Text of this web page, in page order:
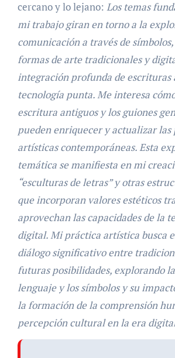
cercano y lo lejano: Los temas
mi trabajo giran en torno a la
comunicación a través de
formas de arte tradicionales y
integración profunda de escrituras
tecnología punta. Me interesa
escritura antiguos y los guiones
pueden enriquecer y actualizar las
artísticas contemporáneas. Esta
temática se manifiesta en mi
“esculturas de letras” y otras
que incorporan valores estéticos
aprovechan las capacidades de la
digital. Mi práctica artística busca
diálogo significativo entre
futuras posibilidades, explorando
lenguaje y los símbolos y su
la formación de la comprensión
percepción cultural en la era